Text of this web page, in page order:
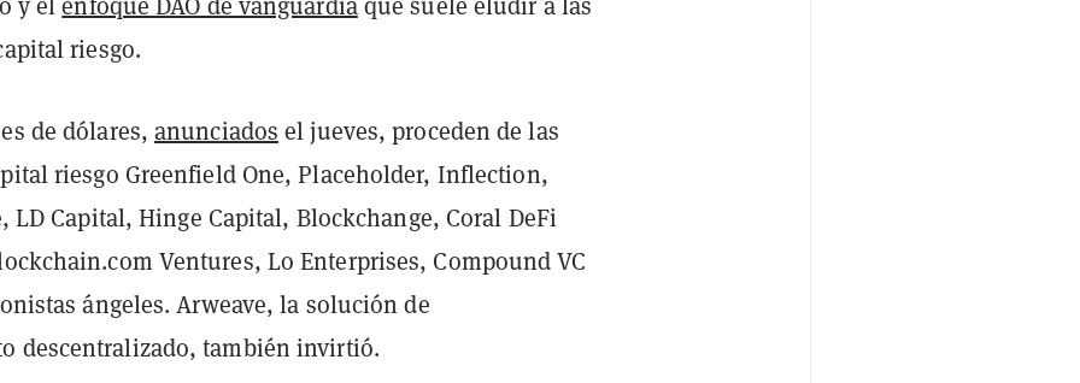
riesgo.
de dólares,anunciados el jueves, proceden de las
riesgo Greenfield One, Placeholder, Inflection,
Capital, Hinge Capital, Blockchange, Coral DeFi
Ventures, Lo Enterprises, Compound VC
ángeles. Arweave, la solución de
descentralizado, también invirtió.